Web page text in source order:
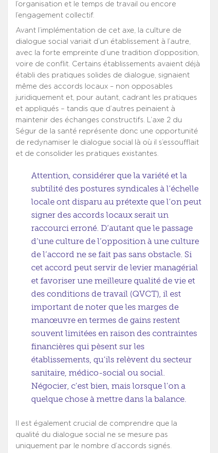
l’organisation et le temps de travail ou encore
l’engagement collectif.
Avant l’implémentation de cet axe, la culture de
dialogue social variait d’un établissement à l’autre,
avec la forte empreinte d’une tradition d’opposition,
voire de conflit. Certains établissements avaient déjà
établi des pratiques solides de dialogue, signaient
même des accords locaux – non opposables
juridiquement et, pour autant, cadrant les pratiques
et appliqués – tandis que d’autres peinaient à
maintenir des échanges constructifs. L’axe 2 du
Ségur de la santé représente donc une opportunité
de redynamiser le dialogue social là où il s’essoufflait
et de consolider les pratiques existantes.
Attention, considérer que la variété et la
subtilité des postures syndicales à l’échelle
locale ont disparu au prétexte que l’on peut
signer des accords locaux serait un
raccourci erroné. D’autant que le passage
d’une culture de l’opposition à une culture
de l’accord ne se fait pas sans obstacle. Si
cet accord peut servir de levier managérial
et favoriser une meilleure qualité de vie et
des conditions de travail (QVCT), il est
important de noter que les marges de
manœuvre en termes de gains restent
souvent limitées en raison des contraintes
financières qui pèsent sur les
établissements, qu’ils relèvent du secteur
sanitaire, médico-social ou social.
Négocier, c’est bien, mais lorsque l’on a
quelque chose à mettre dans la balance.
Il est également crucial de comprendre que la
qualité du dialogue social ne se mesure pas
uniquement par le nombre d’accords signés.